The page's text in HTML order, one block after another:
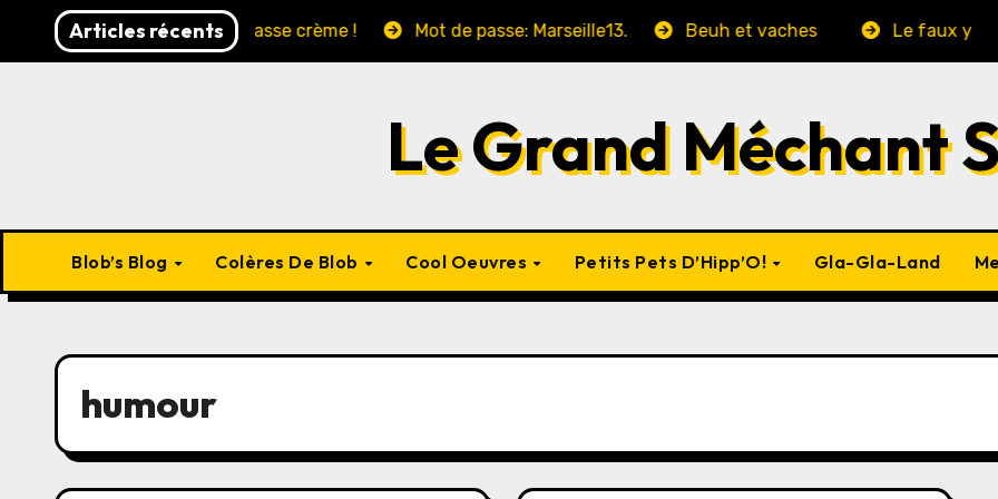
Articles récents
Francis !!!!! Ca passe crème ! Mot de passe: Marseille13. Beuh et vaches Le faux yaourt
Le Grand Méchant
Blob’s Blog Colères De Blob Cool Oeuvres Petits Pets D’Hipp’O! Gla-Gla-Land
humour